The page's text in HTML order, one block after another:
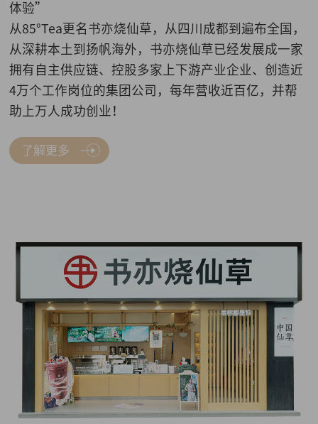
体验”
从85°Tea更名书亦烧仙草，从四川成都到遍布全国，
从深耕本土到扬帆海外，书亦烧仙草已经发展成一家
拥有自主供应链、控股多家上下游产业企业、创造近
4万个工作岗位的集团公司，每年营收近百亿，并帮
助上万人成功创业！
了解更多